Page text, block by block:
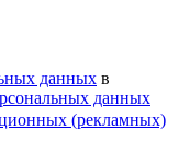
данных в
данных
(рекламных)